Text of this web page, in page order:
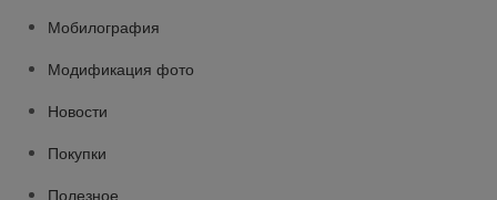
Мобилография
Модификация фото
Новости
Покупки
Полезное